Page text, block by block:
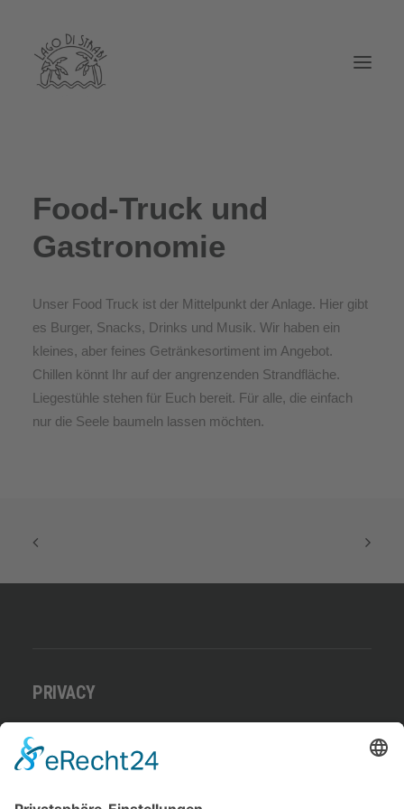
Food-Truck und
Gastronomie
Unser Food Truck ist der Mittelpunkt der Anlage. Hier gibt
es Burger, Snacks, Drinks und Musik. Wir haben ein
kleines, aber feines Getränkesortiment im Angebot.
Chillen könnt Ihr auf der angrenzenden Strandfläche.
Liegestühle stehen für Euch bereit. Für alle, die einfach
nur die Seele baumeln lassen möchten.
PRIVACY
Benutzungsordnung